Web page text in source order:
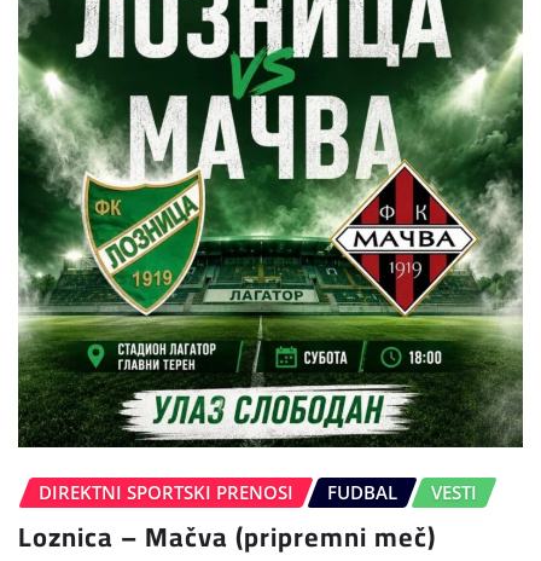
DIREKTNI SPORTSKI PRENOSI FUDBAL VESTI
Loznica – Mačva (pripremni meč)